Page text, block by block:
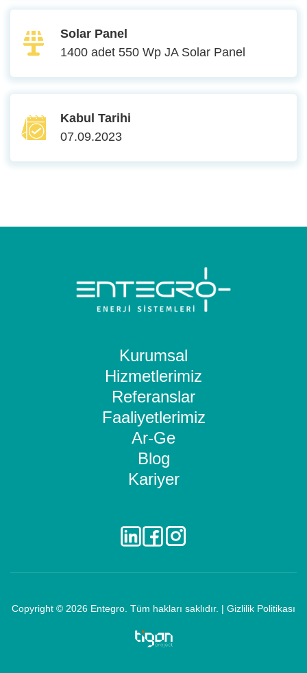
Solar Panel
1400 adet 550 Wp JA Solar Panel
Kabul Tarihi
07.09.2023
Kurumsal
Hizmetlerimiz
Referanslar
Faaliyetlerimiz
Ar-Ge
Blog
Kariyer
Copyright © 2026 Entegro. Tüm hakları saklıdır. | Gizlilik Politikası